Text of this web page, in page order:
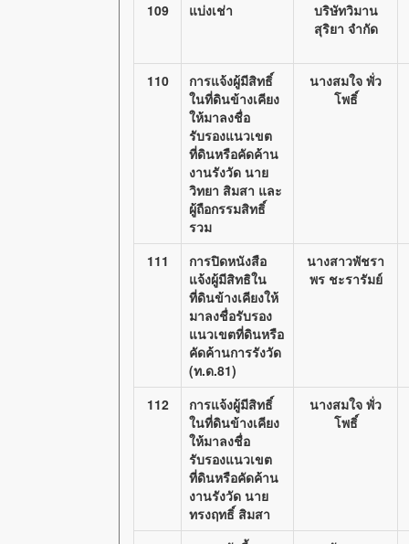
109 แบ่งเช่า
บริษัทวิมาน
สุริยา จำกัด
110
การแจ้งผู้มีสิทธิ์
ในที่ดินข้างเคียง
ให้มาลงชื่อ
รับรองแนวเขต
ที่ดินหรือคัดค้าน
งานรังวัด นาย
วิทยา สิมสา และ
ผู้ถือกรรมสิทธิ์
รวม
นางสมใจ พั่ว
โพธิ์
111
การปิดหนังสือ
แจ้งผู้มีสิทธิใน
ที่ดินข้างเคียงให้
มาลงชื่อรับรอง
แนวเขตที่ดินหรือ
คัดค้านการรังวัด
(ท.ด.81)
นางสาวพัชรา
พร ชะรารัมย์
112
การแจ้งผู้มีสิทธิ์
ในที่ดินข้างเคียง
ให้มาลงชื่อ
รับรองแนวเขต
ที่ดินหรือคัดค้าน
งานรังวัด นาย
ทรงฤทธิ์ สิมสา
นางสมใจ พั่ว
โพธิ์